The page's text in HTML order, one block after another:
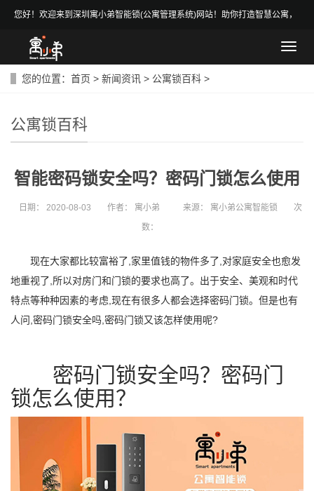
您好！欢迎来到深圳寓小弟智能锁(公寓管理系统)网站！助你打造智慧公寓，
做智慧房东！
导
您的位置： 首页 > 新闻资讯 > 公寓锁百科 >
公寓锁百科
智能密码锁安全吗？密码门锁怎么使用
日期： 2020-08-03 作者： 寓小弟 来源： 寓小弟公寓智能锁
次
数：
现在大家都比较富裕了,家里值钱的物件多了,对家庭安全也愈发
地重视了,所以对房门和门锁的要求也高了。出于安全、美观和时代
特点等种种因素的考虑,现在有很多人都会选择密码门锁。但是也有
人问,密码门锁安全吗,密码门锁又该怎样使用呢?
密码门锁安全吗？密码门
锁怎么使用？